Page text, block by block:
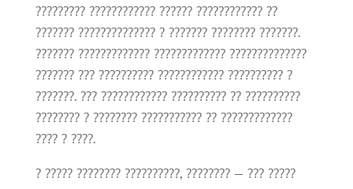
????????? ???????????? ?????? ???????????? ??
??????? ?????????????? ? ??????? ???????? ???????.
??????? ????????????? ????????????? ??????????????
??????? ??? ?????????? ???????????? ?????????? ?
???????. ??? ???????????? ?????????? ?? ??????????
???????? ? ???????? ??????????? ?? ?????????????
???? ? ????.
? ????? ???????? ??????????, ???????? — ??? ?????